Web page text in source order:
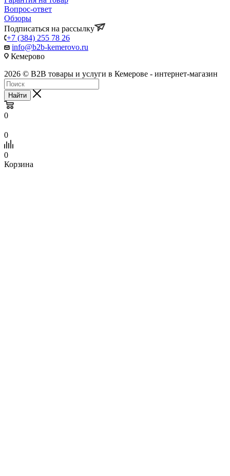
Вопрос-ответ
Обзоры
Подписаться на рассылку
+7 (384) 255 78 26
info@b2b-kemerovo.ru
Кемерово
2026 © B2B товары и услуги в Кемерове - интернет-магазин
Найти
0
0
0
Корзина